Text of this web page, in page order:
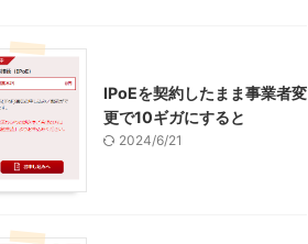
IPoEを契約したまま事業者変
更で10ギガにすると
2024/6/21